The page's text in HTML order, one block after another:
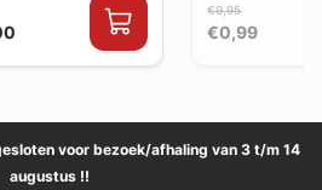
€9,95
€0,99
voor bezoek/afhaling van 3 t/m 14
augustus !!